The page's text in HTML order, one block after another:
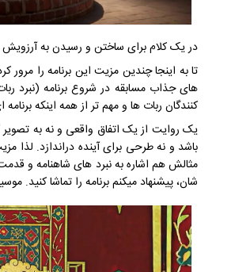
در یک کلام برای ساختن و رسیدن به
تا به اینجا چندین مزیت این برنامه را
های جذاب مسابقه در شروع برنامه
کنندگان ربات ها و مهم تر از همه اینکه
یک روایت از یک اتفاق واقعی و نه به تصویر
باشد و نه طرحی برای آینده دراندازد. لذا
مثالش هم اشاره به نبرد های شاهنامه و
شان، پیشنهاد میکنم برنامه را تماشا کنید.